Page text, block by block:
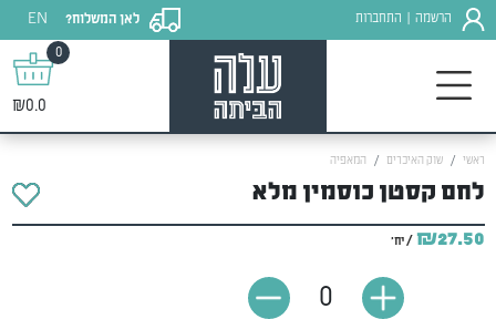
הרשמה התחברות לאן המשלוח?
EN
0
₪0.0
ראשי שוק האיכרים המאפיה
לחם קסטן כוסמין מלא
₪27.50 / יח'
0